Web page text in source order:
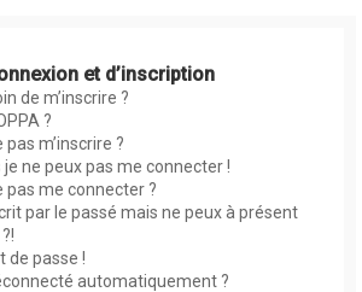
et d’inscription
de m’inscrire ?
?
m’inscrire ?
ne peux pas me connecter !
pas me connecter ?
par le passé mais ne peux à présent
de passe !
automatiquement ?